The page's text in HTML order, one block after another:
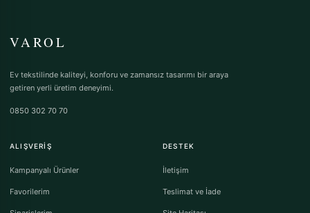
VAROL
Ev tekstilinde kaliteyi, konforu ve zamansız tasarımı bir araya
getiren yerli üretim deneyimi.
0850 302 70 70
ALIŞVERIŞ
Kampanyalı Ürünler
Favorilerim
DESTEK
İletişim
Teslimat ve İade